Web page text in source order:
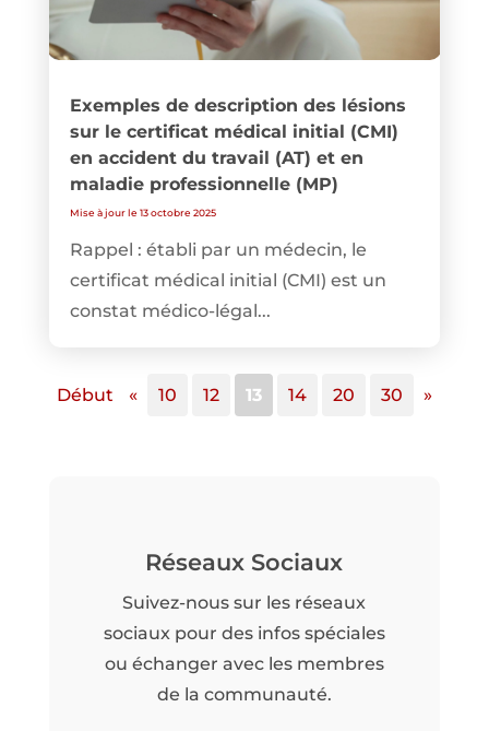
Exemples de description des lésions
sur le certificat médical initial (CMI)
en accident du travail (AT) et en
maladie professionnelle (MP)
Mise à jour le 13 octobre 2025
Rappel : établi par un médecin, le
certificat médical initial (CMI) est un
constat médico-légal...
Début « 10 12 13 14 20 30 »
Réseaux Sociaux
Suivez-nous sur les réseaux
sociaux pour des infos spéciales
ou échanger avec les membres
de la communauté.